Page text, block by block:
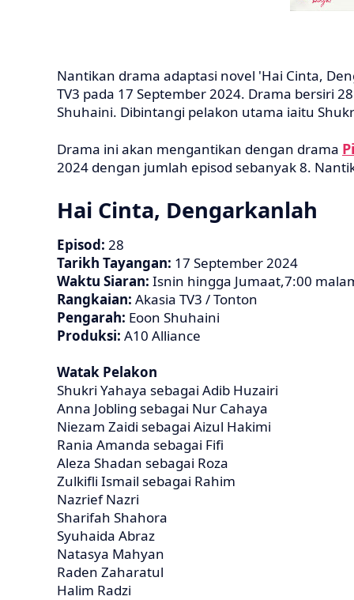
Nantikan drama adaptasi novel 'Hai Cinta,
TV3 pada 17 September 2024. Drama bersiri
Shuhaini. Dibintangi pelakon utama iaitu
Drama ini akan mengantikan dengan drama
2024 dengan jumlah episod sebanyak 8.
Hai Cinta, Dengarkanlah
Episod: 28
Tarikh Tayangan: 17 September 2024
Waktu Siaran: Isnin hingga Jumaat,7:00
Rangkaian: Akasia TV3 / Tonton
Pengarah: Eoon Shuhaini
Produksi: A10 Alliance
Watak Pelakon
Shukri Yahaya sebagai Adib Huzairi
Anna Jobling sebagai Nur Cahaya
Niezam Zaidi sebagai Aizul Hakimi
Rania Amanda sebagai Fifi
Aleza Shadan sebagai Roza
Zulkifli Ismail sebagai Rahim
Nazrief Nazri
Sharifah Shahora
Syuhaida Abraz
Natasya Mahyan
Raden Zaharatul
Halim Radzi